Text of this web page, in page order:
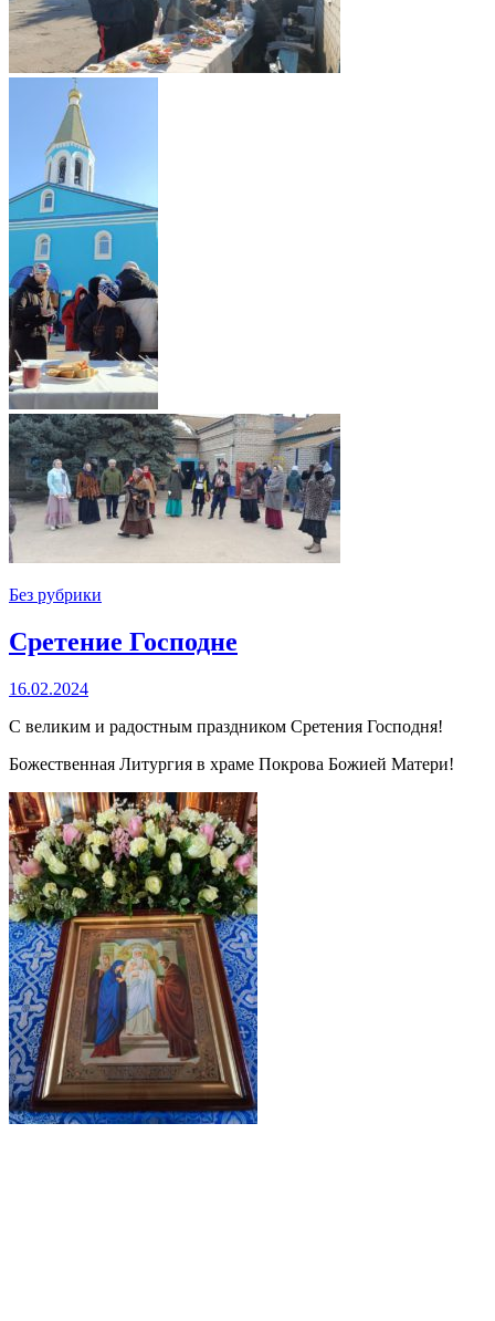
Без рубрики
Сретение Господне
16.02.2024
С великим и радостным праздником Сретения Господня!
Божественная Литургия в храме Покрова Божией Матери!